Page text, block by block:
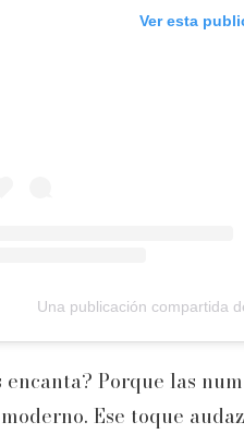
Ver esta
Una publicación compartida
encanta? Porque las
Ese toque